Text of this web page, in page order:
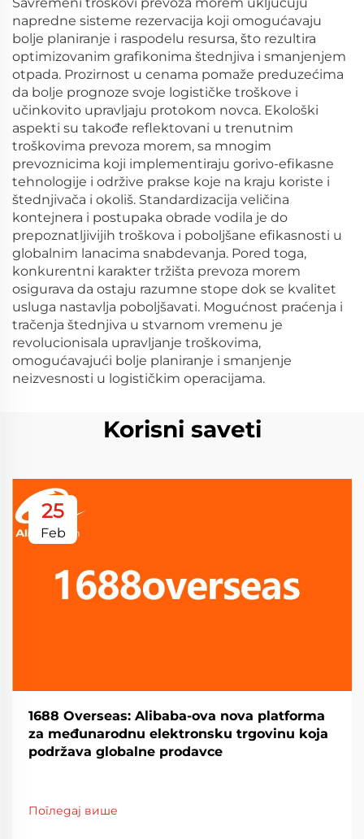
napredne sisteme rezervacija koji omogućavaju
bolje planiranje i raspodelu resursa, što rezultira
optimizovanim grafikonima štednjiva i smanjenjem
otpada. Prozirnost u cenama pomaže preduzećima
da bolje prognoze svoje logističke troškove i
učinkovito upravljaju protokom novca. Ekološki
aspekti su takođe reflektovani u trenutnim
troškovima prevoza morem, sa mnogim
prevoznicima koji implementiraju gorivo-efikasne
tehnologije i održive prakse koje na kraju koriste i
štednjivača i okoliš. Standardizacija veličina
kontejnera i postupaka obrade vodila je do
prepoznatljivijih troškova i poboljšane efikasnosti u
globalnim lanacima snabdevanja. Pored toga,
konkurentni karakter tržišta prevoza morem
osigurava da ostaju razumne stope dok se kvalitet
usluga nastavlja poboljšavati. Mogućnost praćenja i
tračenja štednjiva u stvarnom vremenu je
revolucionisala upravljanje troškovima,
omogućavajući bolje planiranje i smanjenje
neizvesnosti u logističkim operacijama.
Korisni saveti
25
Feb
1688 Overseas: Alibaba-ova nova platforma
za međunarodnu elektronsku trgovinu koja
podržava globalne prodavce
Погледај више